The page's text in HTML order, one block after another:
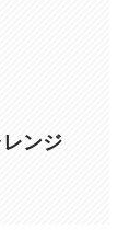
ンジ